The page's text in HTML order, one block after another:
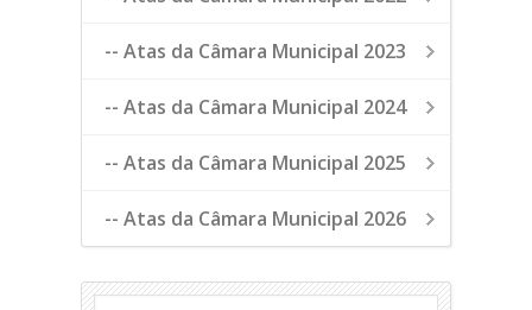
-- Atas da Câmara Municipal 2023
-- Atas da Câmara Municipal 2024
-- Atas da Câmara Municipal 2025
-- Atas da Câmara Municipal 2026